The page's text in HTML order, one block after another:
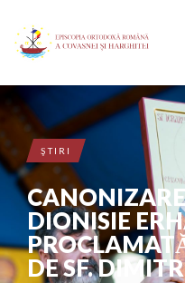
ŞTIRI
DIONISIE
DE SF.